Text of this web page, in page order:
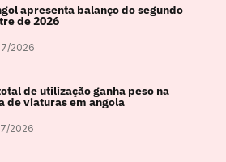
apresenta balanço do segundo
de 2026
2026
de utilização ganha peso na
de viaturas em angola
2026